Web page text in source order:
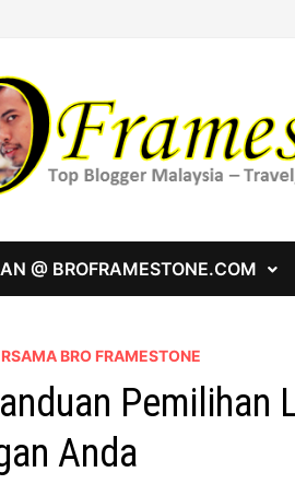
@ BROFRAMESTONE.COM
BRO FRAMESTONE
Pemilihan
Anda